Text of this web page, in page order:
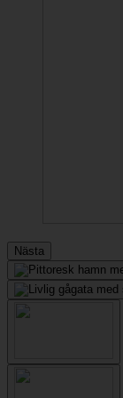
Nästa